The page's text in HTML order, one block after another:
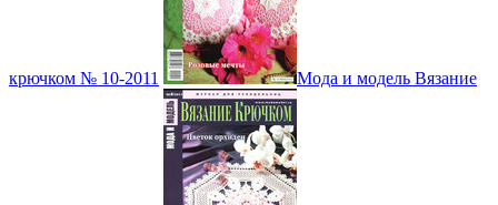
крючком № 10-2011 Мода и модель Вязание